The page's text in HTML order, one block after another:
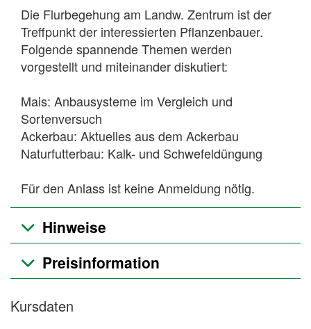
Die Flurbegehung am Landw. Zentrum ist der
Treffpunkt der interessierten Pflanzenbauer.
Folgende spannende Themen werden
vorgestellt und miteinander diskutiert:
Mais: Anbausysteme im Vergleich und
Sortenversuch
Ackerbau: Aktuelles aus dem Ackerbau
Naturfutterbau: Kalk- und Schwefeldüngung
Für den Anlass ist keine Anmeldung nötig.
Hinweise
Preisinformation
Kursdaten